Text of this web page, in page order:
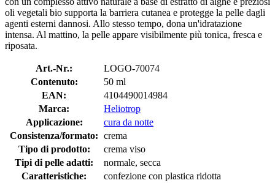
oli vegetali bio supporta la barriera cutanea e protegge la pelle dagli
agenti esterni dannosi. Allo stesso tempo, dona un'idratazione
intensa. Al mattino, la pelle appare visibilmente più tonica, fresca e
riposata.
Art.-Nr.:
LOGO-70074
Contenuto:
50 ml
EAN:
4104490014984
Marca:
Heliotrop
Applicazione:
cura da notte
Consistenza/formato: crema
Tipo di prodotto:
crema viso
Tipi di pelle adatti:
normale, secca
Caratteristiche:
confezione con plastica ridotta